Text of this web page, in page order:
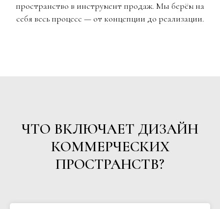
пространство в инструмент продаж. Мы берём на
себя весь процесс — от концепции до реализации.
ЧТО ВКЛЮЧАЕТ ДИЗАЙН
КОММЕРЧЕСКИХ
ПРОСТРАНСТВ?